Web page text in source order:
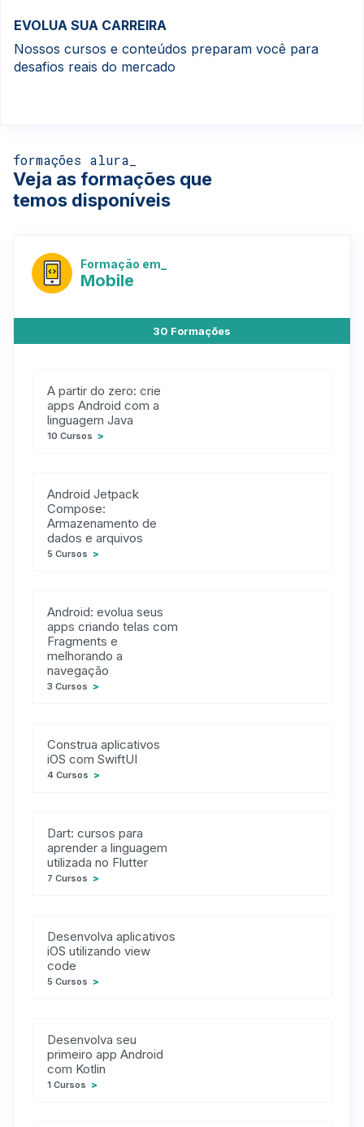
EVOLUA SUA CARREIRA
Nossos cursos e conteúdos preparam você para
desafios reais do mercado
formações alura_
Veja as formações que
temos disponíveis
Formação em_
Mobile
30 Formações
A partir do zero: crie
apps Android com a
linguagem Java
10 Cursos >
Android Jetpack
Compose:
Armazenamento de
dados e arquivos
5 Cursos >
Android: evolua seus
apps criando telas com
Fragments e
melhorando a
navegação
3 Cursos >
Construa aplicativos
iOS com SwiftUI
4 Cursos >
Dart: cursos para
aprender a linguagem
utilizada no Flutter
7 Cursos >
Desenvolva aplicativos
iOS utilizando view
code
5 Cursos >
Desenvolva seu
primeiro app Android
com Kotlin
1 Cursos >